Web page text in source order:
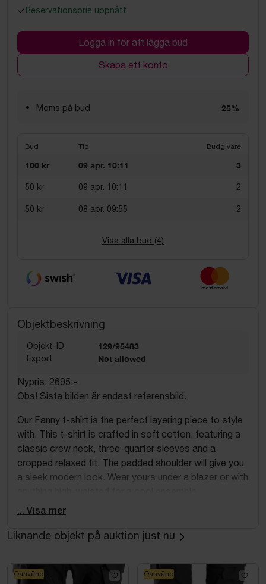
Reservationspris uppnått
Logga in för att lägga bud
Skapa ett konto
Moms på bud 25%
Bud Tid Budgivare
100 kr 09 apr. 10:11 3
50 kr 09 apr. 10:11 2
50 kr 08 apr. 09:55 2
Visa alla bud (4)
Objektbeskrivning
Objekt-ID 129/95483
Export Not allowed
Nypris: 2695:-
Obs! Sista bilden är endast referensbild.
Our Fanny t-shirt is the perfect layering piece to style
with. This t-shirt is crafted in soft cotton, featuring a
classic crew neck, three-quarter sleeves and a
cropped relaxed fit. The padded shoulder will give you
a sleek modern look. Wear yours under a blazer or with
... Visa mer
Liknande objekt på auktion just nu
Oanvänd Oanvänd